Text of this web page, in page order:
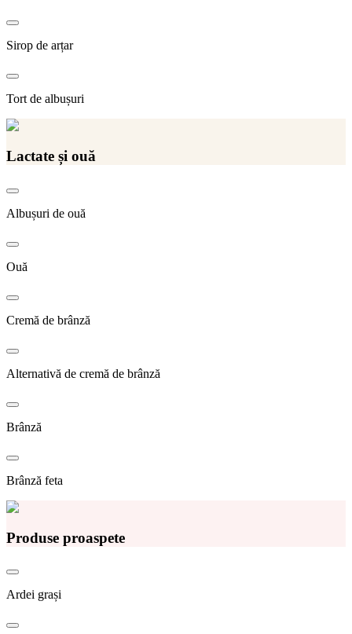
Sirop de arțar
Tort de albușuri
Lactate și ouă
Albușuri de ouă
Ouă
Cremă de brânză
Alternativă de cremă de brânză
Brânză
Brânză feta
Produse proaspete
Ardei grași